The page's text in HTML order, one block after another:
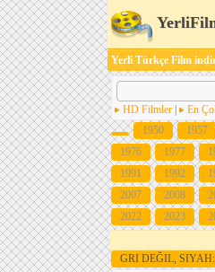
Yerli Türkçe Film
HD Filmler En
1950
1957
1976
1977
1991
1992
2007
2008
2022
2023
GRI DEĞIL,